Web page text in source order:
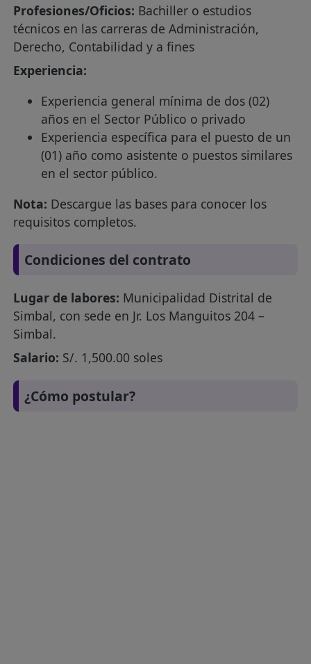
Profesiones/Oficios: Bachiller o estudios
técnicos en las carreras de Administración,
Derecho, Contabilidad y a fines
Experiencia:
Experiencia general mínima de dos (02)
años en el Sector Público o privado
Experiencia específica para el puesto de un
(01) año como asistente o puestos similares
en el sector público.
Nota: Descargue las bases para conocer los
requisitos completos.
Condiciones del contrato
Lugar de labores: Municipalidad Distrital de
Simbal, con sede en Jr. Los Manguitos 204 –
Simbal.
Salario: S/. 1,500.00 soles
¿Cómo postular?